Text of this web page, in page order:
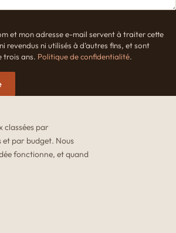
et mon adresse e-mail servent à traiter cette
revendus ni utilisés à d’autres fins, et sont
trois ans. Politique de confidentialité.
classées par
par budget. Nous
fonctionne, et quand